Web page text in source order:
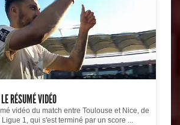
RÉSUMÉ VIDÉO
vidéo du match entre Toulouse et Nice, de
1, qui s'est terminé par un score ...